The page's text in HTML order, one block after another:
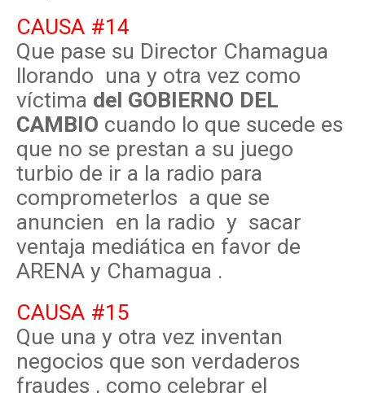
CAUSA #14
Que pase su Director Chamagua
llorando una y otra vez como
víctima del GOBIERNO DEL
CAMBIO cuando lo que sucede es
que no se prestan a su juego
turbio de ir a la radio para
comprometerlos a que se
anuncien en la radio y sacar
ventaja mediática en favor de
ARENA y Chamagua .
CAUSA #15
Que una y otra vez inventan
negocios que son verdaderos
fraudes , como celebrar el